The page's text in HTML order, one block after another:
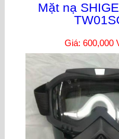
Mặt nạ
Giá: 600,000